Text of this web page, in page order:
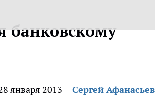
банковскому
января 2013
Сергей Афанасьев